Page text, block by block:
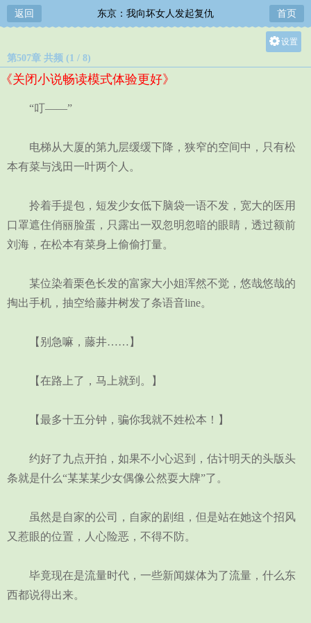
返回 东京：我向坏女人发起复仇 首页
设置
第507章 共频 (1 / 8)
《关闭小说畅读模式体验更好》
“叮——”
电梯从大厦的第九层缓缓下降，狭窄的空间中，只有松
本有菜与浅田一叶两个人。
拎着手提包，短发少女低下脑袋一语不发，宽大的医用
口罩遮住俏丽脸蛋，只露出一双忽明忽暗的眼睛，透过额前
刘海，在松本有菜身上偷偷打量。
某位染着栗色长发的富家大小姐浑然不觉，悠哉悠哉的
掏出手机，抽空给藤井树发了条语音line。
【别急嘛，藤井……】
【在路上了，马上就到。】
【最多十五分钟，骗你我就不姓松本！】
约好了九点开拍，如果不小心迟到，估计明天的头版头
条就是什么“某某某少女偶像公然耍大牌”了。
虽然是自家的公司，自家的剧组，但是站在她这个招风
又惹眼的位置，人心险恶，不得不防。
毕竟现在是流量时代，一些新闻媒体为了流量，什么东
西都说得出来。